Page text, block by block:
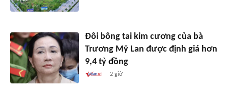
Đôi bông tai kim cương của bà
Trương Mỹ Lan được định giá hơn
9,4 tỷ đồng
2 giờ